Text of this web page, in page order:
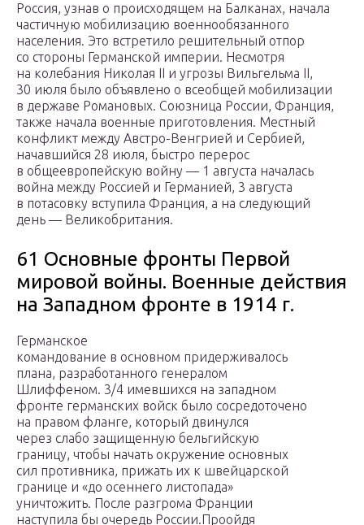
Россия, узнав о происходящем на Балканах, начала
частичную мобилизацию военнообязанного
населения. Это встретило решительный отпор
со стороны Германской империи. Несмотря
на колебания Николая II и угрозы Вильгельма II,
30 июля было объявлено о всеобщей мобилизации
в державе Романовых. Союзница России, Франция,
также начала военные приготовления. Местный
конфликт между Австро-Венгрией и Сербией,
начавшийся 28 июля, быстро перерос
в общеевропейскую войну — 1 августа началась
война между Россией и Германией, 3 августа
в потасовку вступила Франция, а на следующий
день — Великобритания.
61 Основные фронты Первой
мировой войны. Военные действия
на Западном фронте в 1914 г.
Германское
командование в основном придерживалось
плана, разработанного генералом
Шлиффеном. 3/4 имевшихся на западном
фронте германских войск было сосредоточено
на правом фланге, который двинулся
через слабо защищенную бельгийскую
границу, чтобы начать окружение основных
сил противника, прижать их к швейцарской
границе и «до осеннего листопада»
уничтожить. После разгрома Франции
наступила бы очередь России.Проойдя